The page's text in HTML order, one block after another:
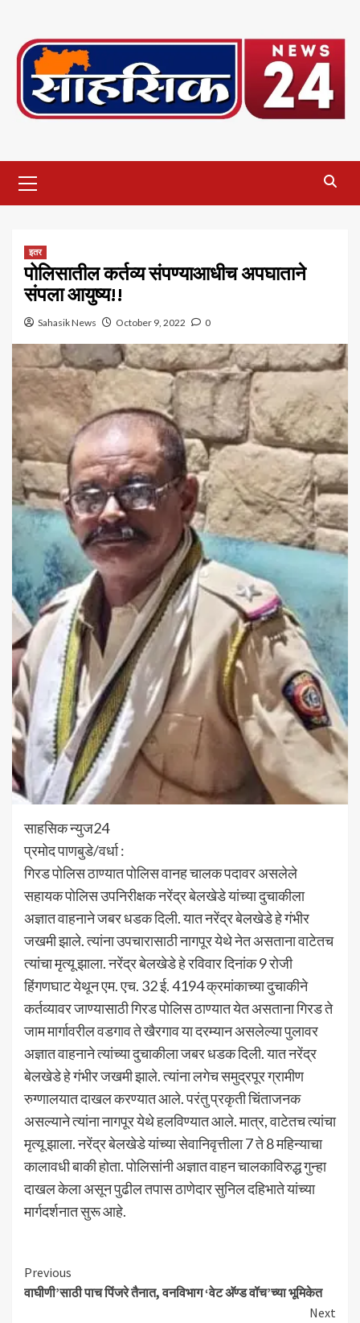
content
Menu
इतर
पोलिसातील कर्तव्य संपण्याआधीच अपघाताने
संपला आयुष्य!!
Sahasik News October 9, 2022 0
साहसिक न्युज24
प्रमोद पाणबुडे/वर्धा :
गिरड पोलिस ठाण्यात पोलिस वानह चालक पदावर असलेले
सहायक पोलिस उपनिरीक्षक नरेंद्र बेलखेडे यांच्या दुचाकीला
अज्ञात वाहनाने जबर धडक दिली. यात नरेंद्र बेलखेडे हे गंभीर
जखमी झाले. त्यांना उपचारासाठी नागपूर येथे नेत असताना वाटेतच
त्यांचा मृत्यू झाला. नरेंद्र बेलखेडे हे रविवार दिनांक 9 रोजी
हिंगणघाट येथून एम. एच. 32 ई. 4194 क्रमांकाच्या दुचाकीने
कर्तव्यावर जाण्यासाठी गिरड पोलिस ठाण्यात येत असताना गिरड ते
जाम मार्गावरील वडगाव ते खैरगाव या दरम्यान असलेल्या पुलावर
अज्ञात वाहनाने त्यांच्या दुचाकीला जबर धडक दिली. यात नरेंद्र
बेलखेडे हे गंभीर जखमी झाले. त्यांना लगेच समुद्रपूर ग्रामीण
रुग्णालयात दाखल करण्यात आले. परंतु प्रकृती चिंताजनक
असल्याने त्यांना नागपूर येथे हलविण्यात आले. मात्र, वाटेतच त्यांचा
मृत्यू झाला. नरेंद्र बेलखेडे यांच्या सेवानिवृत्तीला 7 ते 8 महिन्याचा
कालावधी बाकी होता. पोलिसांनी अज्ञात वाहन चालकाविरुद्ध गुन्हा
दाखल केला असून पुढील तपास ठाणेदार सुनिल दहिभाते यांच्या
मार्गदर्शनात सुरू आहे.
Continue
Reading
Previous
वाघीणी’साठी पाच पिंजरे तैनात, वनविभाग ‘वेट अ‍ॅण्ड वॉच’च्या भूमिकेत
Next